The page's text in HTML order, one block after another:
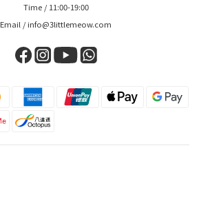
Time / 11:00-19:00
Email / info@3littlemeow.com